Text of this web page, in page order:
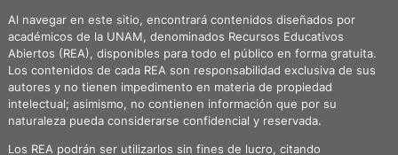
Al navegar en este sitio, encontrará contenidos diseñados por
académicos de la UNAM, denominados Recursos Educativos
Abiertos (REA), disponibles para todo el público en forma gratuita.
Los contenidos de cada REA son responsabilidad exclusiva de sus
autores y no tienen impedimento en materia de propiedad
intelectual; asimismo, no contienen información que por su
naturaleza pueda considerarse confidencial y reservada.
Los REA podrán ser utilizarlos sin fines de lucro, citando